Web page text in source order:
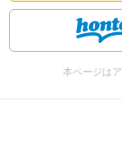
本ページは